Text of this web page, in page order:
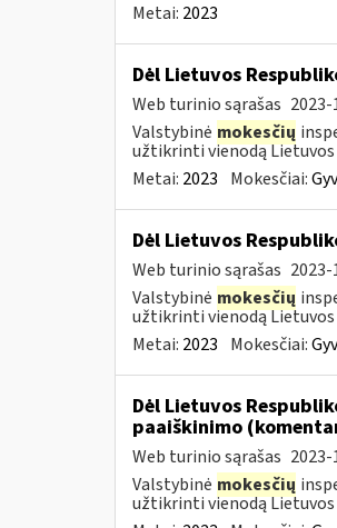
Metai: 2023
Dėl Lietuvos
Web turinio sąrašas
Valstybinė mokesčių
užtikrinti vienodą Lietuvos
Metai: 2023 Mokesčiai:
Dėl Lietuvos
Web turinio sąrašas
Valstybinė mokesčių
užtikrinti vienodą Lietuvos
Metai: 2023 Mokesčiai:
Dėl Lietuvos
paaiškinimo
Web turinio sąrašas
Valstybinė mokesčių
užtikrinti vienodą Lietuvos